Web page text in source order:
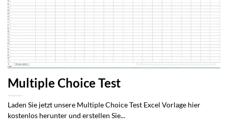
Multiple Choice Test
Laden Sie jetzt unsere Multiple Choice Test Excel Vorlage hier
kostenlos herunter und erstellen Sie...